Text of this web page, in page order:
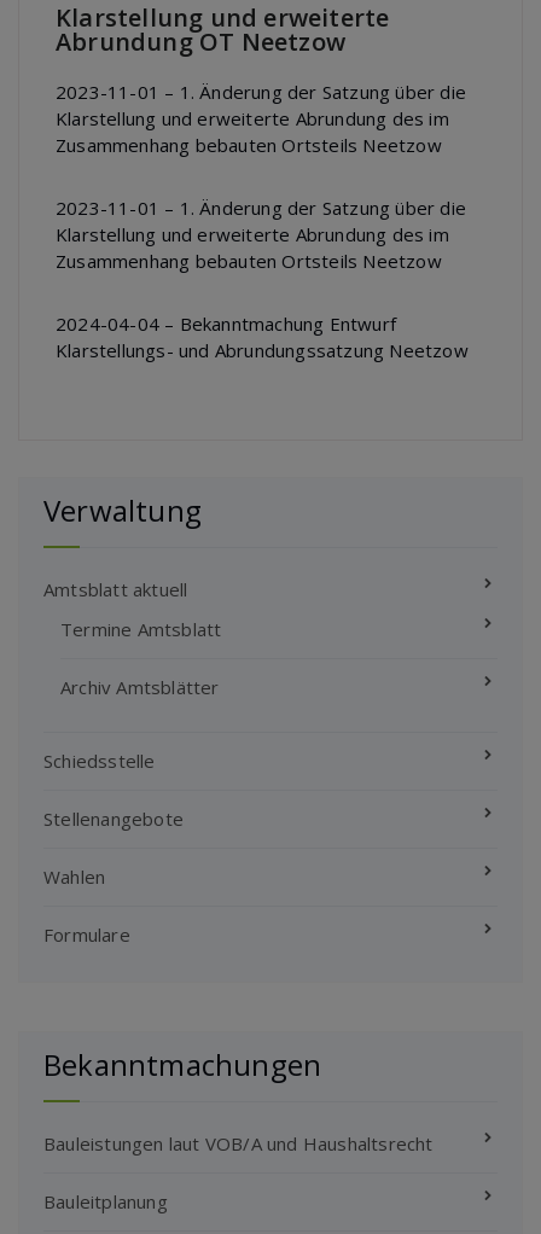
Klarstellung und erweiterte
Abrundung OT Neetzow
2023-11-01 – 1. Änderung der Satzung über die
Klarstellung und erweiterte Abrundung des im
Zusammenhang bebauten Ortsteils Neetzow
2023-11-01 – 1. Änderung der Satzung über die
Klarstellung und erweiterte Abrundung des im
Zusammenhang bebauten Ortsteils Neetzow
2024-04-04 – Bekanntmachung Entwurf
Klarstellungs- und Abrundungssatzung Neetzow
Verwaltung
Amtsblatt aktuell
Termine Amtsblatt
Archiv Amtsblätter
Schiedsstelle
Stellenangebote
Wahlen
Formulare
Bekanntmachungen
Bauleistungen laut VOB/A und Haushaltsrecht
Bauleitplanung